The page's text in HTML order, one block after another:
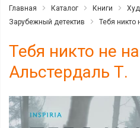
Главная Каталог Книги
Зарубежный детектив
Тебя никто
Тебя никто не
Альстердаль Т.